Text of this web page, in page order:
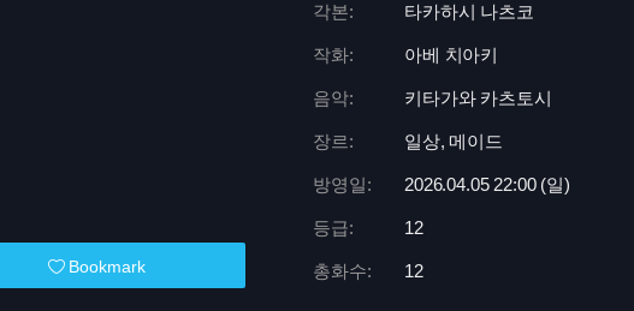
Bookmark
각본: 타카하시 나츠코
작화: 아베 치아키
음악: 키타가와 카츠토시
장르: 일상, 메이드
방영일: 2026.04.05 22:00 (일)
등급: 12
총화수: 12